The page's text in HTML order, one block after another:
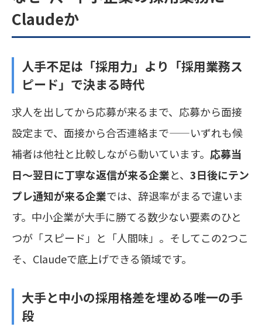
Claudeか
人手不足は「採用力」より「採用業務ス
ピード」で決まる時代
求人を出してから応募が来るまで、応募から面接
設定まで、面接から合否連絡まで——いずれも候
補者は他社と比較しながら動いています。 応募当
日〜翌日に丁寧な返信が来る企業と、 3日後にテン
プレ通知が来る企業では、辞退率がまるで違いま
す。中小企業が大手に勝てる数少ない要素のひと
つが「スピード」と「人間味」。そしてこの2つこ
そ、Claudeで底上げできる領域です。
大手と中小の採用格差を埋める唯一の手
段